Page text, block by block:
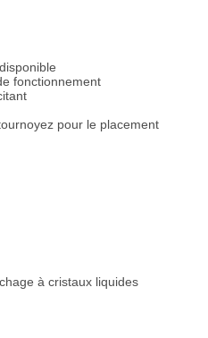
fonctionnement
pour le placement
à cristaux liquides